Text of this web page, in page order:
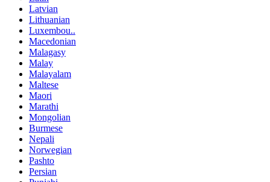
Latvian
Lithuanian
Luxembou..
Macedonian
Malagasy
Malay
Malayalam
Maltese
Maori
Marathi
Mongolian
Burmese
Nepali
Norwegian
Pashto
Persian